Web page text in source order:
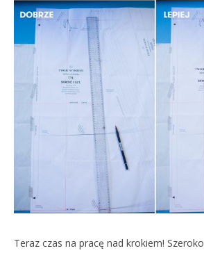
Teraz czas na pracę nad krokiem!